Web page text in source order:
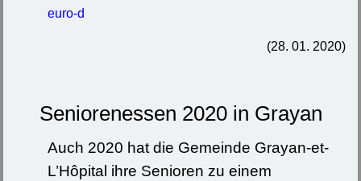
euro-d
(28. 01. 2020)
Seniorenessen 2020 in Grayan
Auch 2020 hat die Gemeinde Grayan-et-
L’Hôpital ihre Senioren zu einem